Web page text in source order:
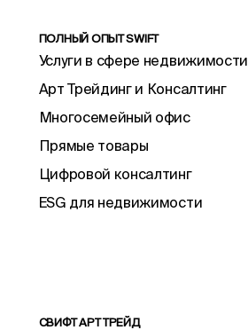
ПОЛНЫЙ ОПЫТ SWIFT
Услуги в сфере недвижимости
Арт Трейдинг и Консалтинг
Многосемейный офис
Прямые товары
Цифровой консалтинг
ESG для недвижимости
СВИФТ АРТ ТРЕЙД